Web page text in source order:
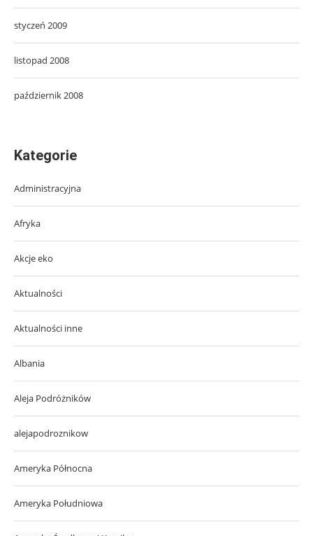
styczeń 2009
listopad 2008
październik 2008
Kategorie
Administracyjna
Afryka
Akcje eko
Aktualności
Aktualności inne
Albania
Aleja Podróżników
alejapodroznikow
Ameryka Północna
Ameryka Południowa